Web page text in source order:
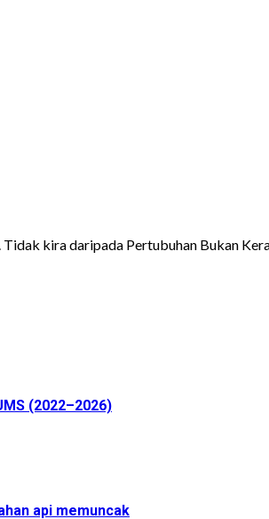
kira daripada Pertubuhan Bukan
(2022–2026)
api memuncak